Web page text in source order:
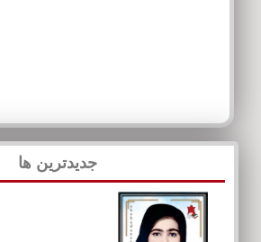
جدیدترین ها